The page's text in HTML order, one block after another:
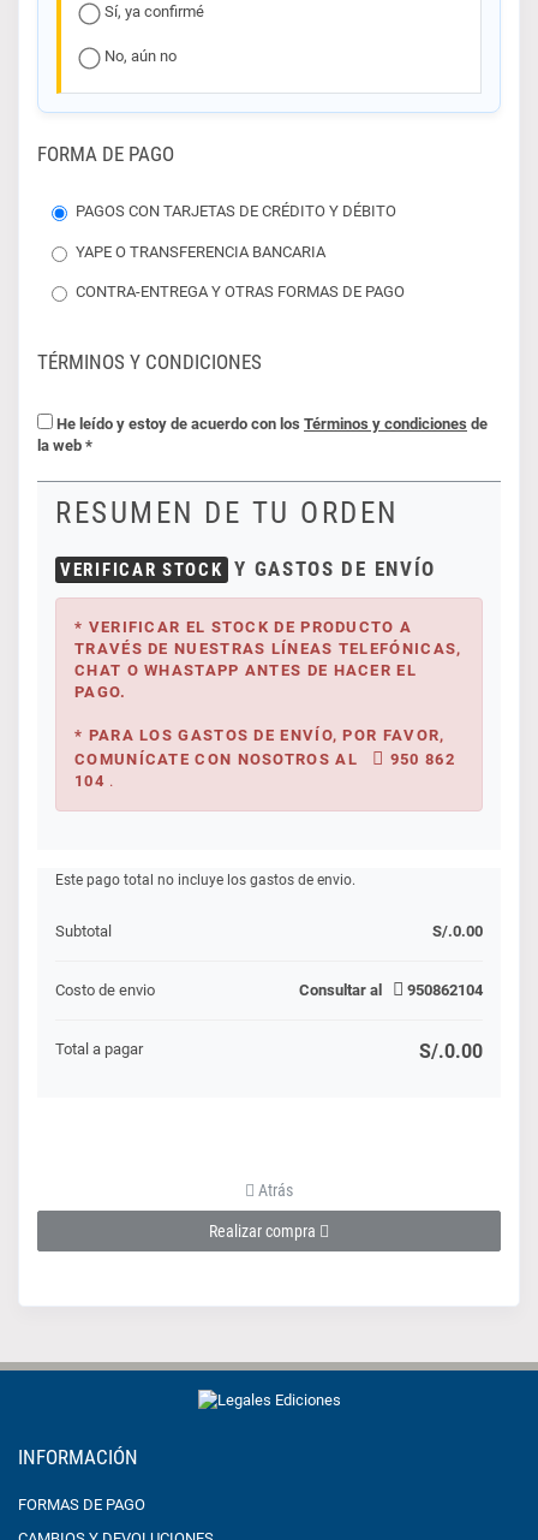
Sí, ya confirmé
No, aún no
FORMA DE PAGO
PAGOS CON TARJETAS DE CRÉDITO Y DÉBITO
YAPE O TRANSFERENCIA BANCARIA
CONTRA-ENTREGA Y OTRAS FORMAS DE PAGO
TÉRMINOS Y CONDICIONES
He leído y estoy de acuerdo con los Términos y condiciones de
la web *
RESUMEN DE TU ORDEN
VERIFICAR STOCK Y GASTOS DE ENVÍO
* VERIFICAR EL STOCK DE PRODUCTO A
TRAVÉS DE NUESTRAS LÍNEAS TELEFÓNICAS,
CHAT O WHASTAPP ANTES DE HACER EL
PAGO.
* PARA LOS GASTOS DE ENVÍO, POR FAVOR,
COMUNÍCATE CON NOSOTROS AL
950 862
104 .
Este pago total no incluye los gastos de envio.
Subtotal S/.0.00
Costo de envio Consultar al 950862104
Total a pagar S/.0.00
Atrás
Realizar compra
INFORMACIÓN
FORMAS DE PAGO